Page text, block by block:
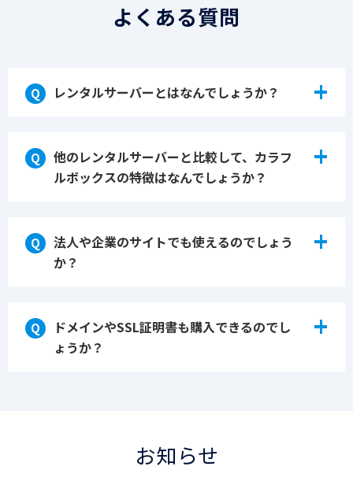
よくある質問
レンタルサーバーとはなんでしょうか？ +
して、インターネット上で公開するために必
要な「データを置いておく場所」 になりま
をしていくのは大変な作業です。
そこで、弊社のようなサーバーを「貸し出
ンターネットにデータを置いておくことがで
きます。
他のレンタルサーバーと比較して、カラフ
ルボックスの特徴はなんでしょうか？
+
日分」の自動バックアップに加え、そのバッ
クアップ先を同じサーバー内ではなく、物理
をすべての料金プランで標準搭載（無料）し
ている点です。
法人や企業のサイトでも使えるのでしょう
か？
+
人・企業サイトで使えるよう「速度」と「バ
ックアップ」、そして「セキュリティ」にこ
バックアップ：災害に備え、離れた地域にバ
ドメインやSSL証明書も購入できるのでし
ょうか？
+
ンが必要となります。カラフルボックスで
は、世界で一つだけの独自のドメインを取得
お知らせ